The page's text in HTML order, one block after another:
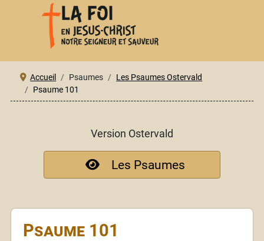
Accueil Psaumes
Les Psaumes Ostervald
Psaume 101
Version Ostervald
Les Psaumes
Psaume 101